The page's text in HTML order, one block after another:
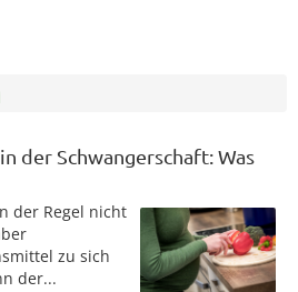
der Schwangerschaft: Was
der Regel nicht
zu sich
der...